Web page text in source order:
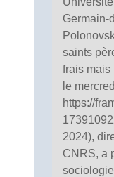
Germain-
saints
frais mais
le
https://
2024),
CNRS, a